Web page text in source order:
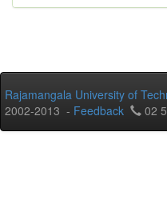
Rajamangala University of
2002-2013 - Feedback 02